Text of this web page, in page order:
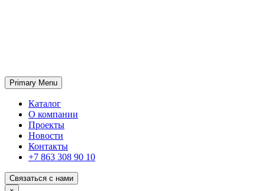
ГК «SABONE»
Оптовые поставки отделочных материалов и оборудования
Primary Menu
Каталог
О компании
Проекты
Новости
Контакты
+7 863 308 90 10
Связаться с нами